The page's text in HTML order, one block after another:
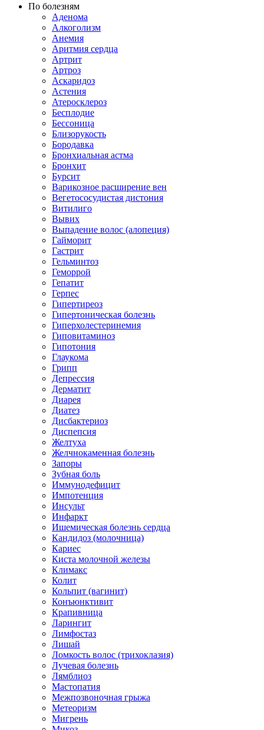
По болезням
Аденома
Алкоголизм
Анемия
Аритмия сердца
Артрит
Артроз
Аскаридоз
Астения
Атеросклероз
Бесплодие
Бессоница
Близорукость
Бородавка
Бронхиальная астма
Бронхит
Бурсит
Варикозное расширение вен
Вегетососудистая дистония
Витилиго
Вывих
Выпадение волос (алопеция)
Гайморит
Гастрит
Гельминтоз
Геморрой
Гепатит
Герпес
Гипертиреоз
Гипертоническая болезнь
Гиперхолестеринемия
Гиповитаминоз
Гипотония
Глаукома
Грипп
Депрессия
Дерматит
Диарея
Диатез
Дисбактериоз
Диспепсия
Желтуха
Желчнокаменная болезнь
Запоры
Зубная боль
Иммунодефицит
Импотенция
Инсульт
Инфаркт
Ишемическая болезнь сердца
Кандидоз (молочница)
Кариес
Киста молочной железы
Климакс
Колит
Кольпит (вагинит)
Конъюнктивит
Крапивница
Ларингит
Лимфостаз
Лишай
Ломкость волос (трихоклазия)
Лучевая болезнь
Лямблиоз
Мастопатия
Межпозвоночная грыжа
Метеоризм
Мигрень